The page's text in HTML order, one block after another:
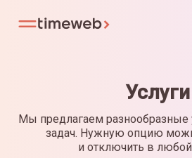
Услуги
Мы предлагаем разнообразные
задач. Нужную опцию
и отключить в